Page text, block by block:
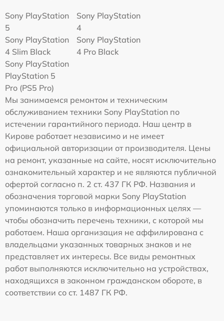
Sony PlayStation
5
Sony PlayStation
4
Sony PlayStation
4 Slim Black
Sony PlayStation
4 Pro Black
Sony PlayStation
PlayStation 5
Pro (PS5 Pro)
Мы занимаемся ремонтом и техническим
обслуживанием техники Sony PlayStation по
истечении гарантийного периода. Наш центр в
Кирове работает независимо и не имеет
официальной авторизации от производителя. Цены
на ремонт, указанные на сайте, носят исключительно
ознакомительный характер и не являются публичной
офертой согласно п. 2 ст. 437 ГК РФ. Названия и
обозначения торговой марки Sony PlayStation
упоминаются только в информационных целях —
чтобы обозначить перечень техники, с которой мы
работаем. Наша организация не аффилирована с
владельцами указанных товарных знаков и не
представляет их интересы. Все виды ремонтных
работ выполняются исключительно на устройствах,
находящихся в законном гражданском обороте, в
соответствии со ст. 1487 ГК РФ.